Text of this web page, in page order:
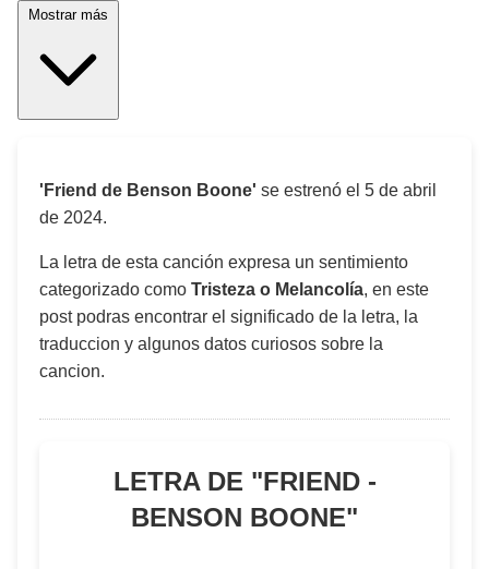
'Friend de Benson Boone' se estrenó el 5 de abril
de 2024.
La letra de esta canción expresa un sentimiento
categorizado como Tristeza o Melancolía, en este
post podras encontrar el significado de la letra, la
traduccion y algunos datos curiosos sobre la
cancion.
LETRA DE "FRIEND -
BENSON BOONE"